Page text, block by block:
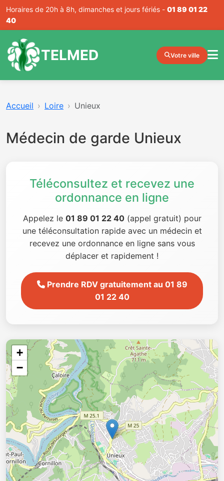
Horaires de 20h à 8h, dimanches et jours fériés - 01 89 01 22
40
TELMED Votre ville
Accueil Loire Unieux
Médecin de garde Unieux
Téléconsultez et recevez une
ordonnance en ligne
Appelez le 01 89 01 22 40(appel gratuit) pour
une téléconsultation rapide avec un médecin et
recevez une ordonnance en ligne sans vous
déplacer et rapidement !
Prendre RDV gratuitement au 01 89
01 22 40
+
−